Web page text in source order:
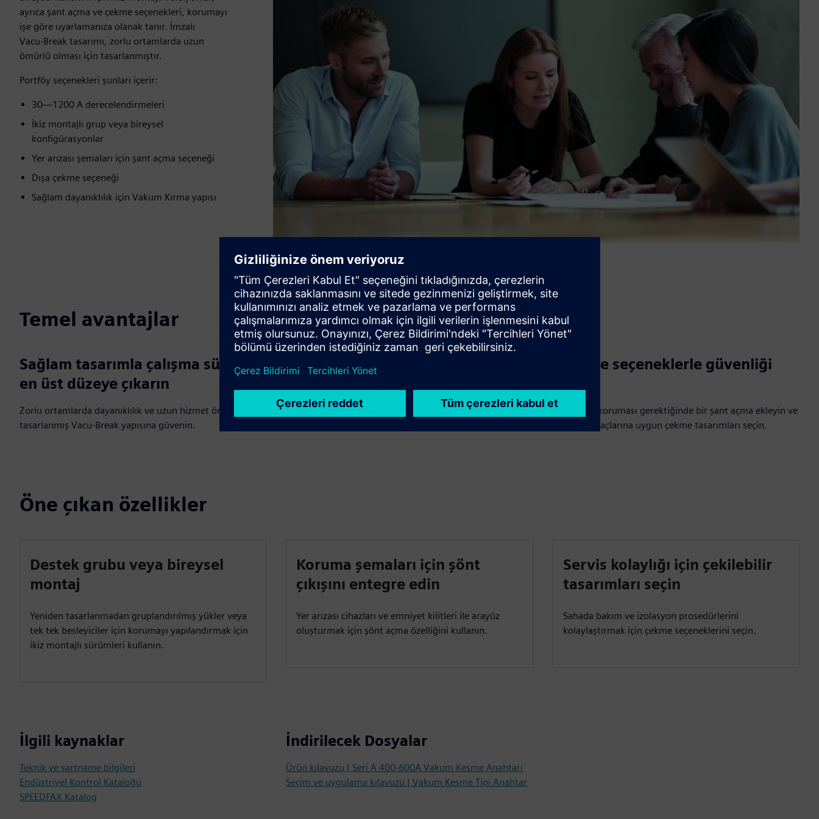
ayrıca şant açma ve çekme seçenekleri, korumayı
işe göre uyarlamanıza olanak tanır. İmzalı
Vacu‑Break tasarımı, zorlu ortamlarda uzun
ömürlü olması için tasarlanmıştır.
Portföy seçenekleri şunları içerir:
30—1200 A derecelendirmeleri
İkiz montajlı grup veya bireysel
konfigürasyonlar
Yer arızası şemaları için şant açma seçeneği
Dışa çekme seçeneği
Sağlam dayanıklılık için Vakum Kırma yapısı
Temel avantajlar
Sağlam tasarımla çalışma süresini
en üst düzeye çıkarın
Zorlu ortamlarda dayanıklılık ve uzun hizmet ömrü için
tasarlanmış Vacu‑Break yapısına güvenin.
Geniş kapsama alanı ile projeleri
30-1200 A'ya yayılan tek bir aile ve çoklu montaj
Entegre seçeneklerle güvenliği
Yer arızası koruması gerektiğinde bir şant açma ekleyin ve
bakım ihtiyaçlarına uygun çekme tasarımları seçin.
Öne çıkan özellikler
Destek grubu veya bireysel
montaj
Yeniden tasarlanmadan gruplandırılmış yükler veya
tek tek besleyiciler için korumayı yapılandırmak için
ikiz montajlı sürümleri kullanın.
Koruma şemaları için şönt
çıkışını entegre edin
Yer arızası cihazları ve emniyet kilitleri ile arayüz
oluşturmak için şönt açma özelliğini kullanın.
Servis kolaylığı için çekilebilir
tasarımları seçin
Sahada bakım ve izolasyon prosedürlerini
kolaylaştırmak için çekme seçeneklerini seçin.
İlgili kaynaklar
Teknik ve şartname bilgileri
Endüstriyel Kontrol Kataloğu
SPEEDFAX Katalog
İndirilecek Dosyalar
Ürün kılavuzu | Seri A 400-600A Vakum Kesme Anahtarı
Seçim ve uygulama kılavuzu | Vakum Kesme Tipi Anahtar